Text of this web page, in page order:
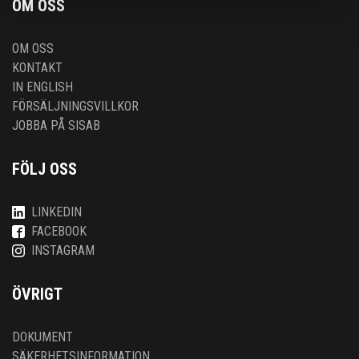
OM OSS
OM OSS
KONTAKT
IN ENGLISH
FÖRSÄLJNINGSVILLKOR
JOBBA PÅ SISAB
FÖLJ OSS
LINKEDIN
FACEBOOK
INSTAGRAM
ÖVRIGT
DOKUMENT